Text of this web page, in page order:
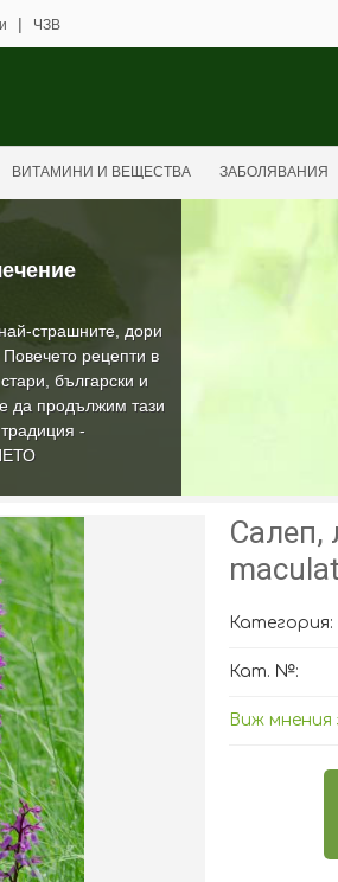
страшните, дори
рецепти в
български и
да продължим тази
-
| ЧЗВ
ВИТАМИНИ И ВЕЩЕСТВА ЗАБОЛЯВАНИЯ
Салеп,
Категория:
Кат. №:
Виж